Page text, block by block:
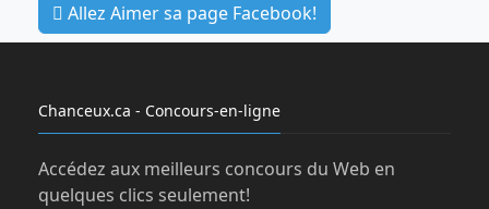
Allez Aimer sa page Facebook!
Chanceux.ca - Concours-en-ligne
Accédez aux meilleurs concours du Web en
quelques clics seulement!